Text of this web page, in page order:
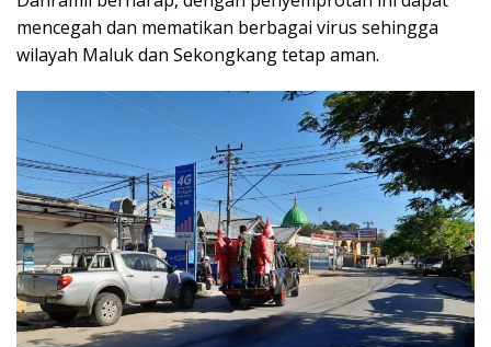
mencegah dan mematikan berbagai virus sehingga
wilayah Maluk dan Sekongkang tetap aman.